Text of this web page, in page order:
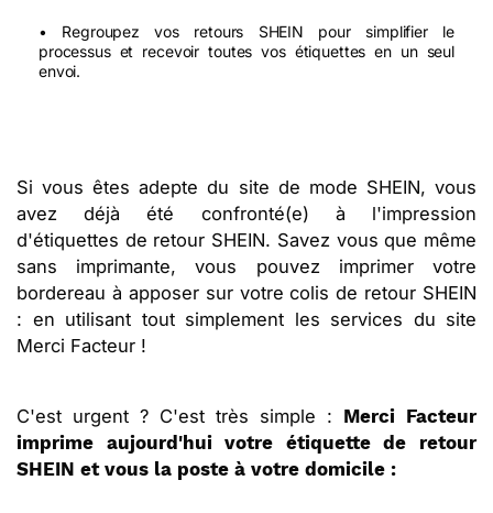
• Regroupez vos retours SHEIN pour simplifier le
processus et recevoir toutes vos étiquettes en un seul
envoi.
Si vous êtes adepte du site de mode SHEIN, vous
avez déjà été confronté(e) à l'impression
d'étiquettes de retour SHEIN. Savez vous que même
sans imprimante, vous pouvez imprimer votre
bordereau à apposer sur votre colis de retour SHEIN
: en utilisant tout simplement les services du site
Merci Facteur !
C'est urgent ? C'est très simple : Merci Facteur
imprime aujourd'hui votre étiquette de retour
SHEIN et vous la poste à votre domicile :